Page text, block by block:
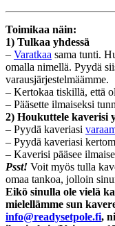
Toimikaa näin:
1) Tulkaa yhdessä
– Varatkaa sama tunti.
omalla nimellä. Pyydä
varausjärjestelmäämme.
– Kertokaa tiskillä, että
– Pääsette ilmaiseksi
2) Houkuttele kaverisi
– Pyydä kaveriasi
– Pyydä kaveriasi
– Kaverisi pääsee
Psst! Voit myös tulla
omaa tankoa, jolloin
Eikö sinulla ole vielä
mielellämme sun
info@readysetpole.fi,